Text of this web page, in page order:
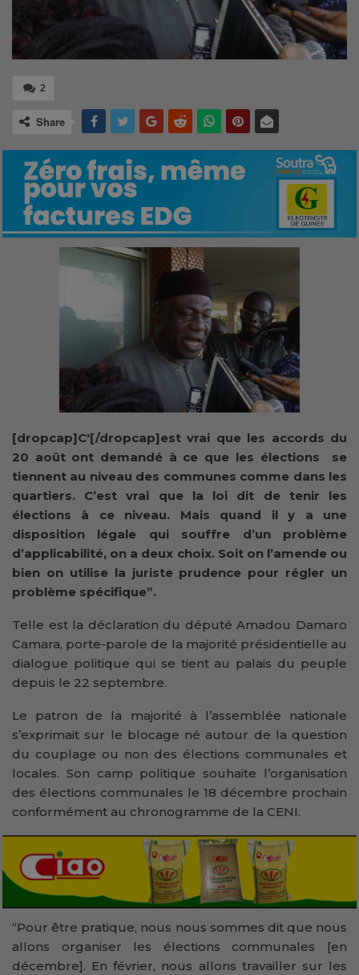
2
Share
[dropcap]C'[/dropcap]est vrai que les accords du
20 août ont demandé à ce que les élections se
tiennent au niveau des communes comme dans les
quartiers. C’est vrai que la loi dit de tenir les
élections à ce niveau. Mais quand il y a une
disposition légale qui souffre d’un problème
d’applicabilité, on a deux choix. Soit on l’amende ou
bien on utilise la juriste prudence pour régler un
problème spécifique”.
Telle est la déclaration du député Amadou Damaro
Camara, porte-parole de la majorité présidentielle au
dialogue politique qui se tient au palais du peuple
depuis le 22 septembre.
Le patron de la majorité à l’assemblée nationale
s’exprimait sur le blocage né autour de la question
du couplage ou non des élections communales et
locales. Son camp politique souhaite l’organisation
des élections communales le 18 décembre prochain
conformément au chronogramme de la CENI.
“Pour être pratique, nous nous sommes dit que nous
allons organiser les élections communales [en
décembre]. En février, nous allons travailler sur les